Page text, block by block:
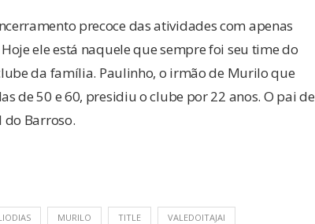
precoce das atividades com apenas
ele está naquele que sempre foi seu time do
da família. Paulinho, o irmão de Murilo que
de 50 e 60, presidiu o clube por 22 anos. O pai de
Barroso.
MURILO TITLE VALEDOITAJAI